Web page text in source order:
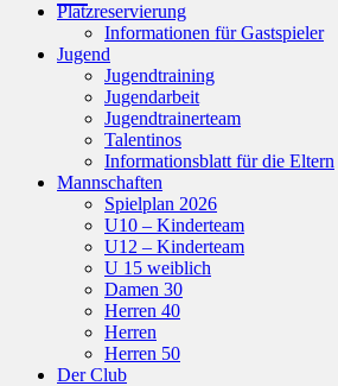
Platzreservierung
Informationen für Gastspieler
Jugend
Jugendtraining
Jugendarbeit
Jugendtrainerteam
Talentinos
Informationsblatt für die Eltern
Mannschaften
Spielplan 2026
U10 – Kinderteam
U12 – Kinderteam
U 15 weiblich
Damen 30
Herren 40
Herren
Herren 50
Der Club